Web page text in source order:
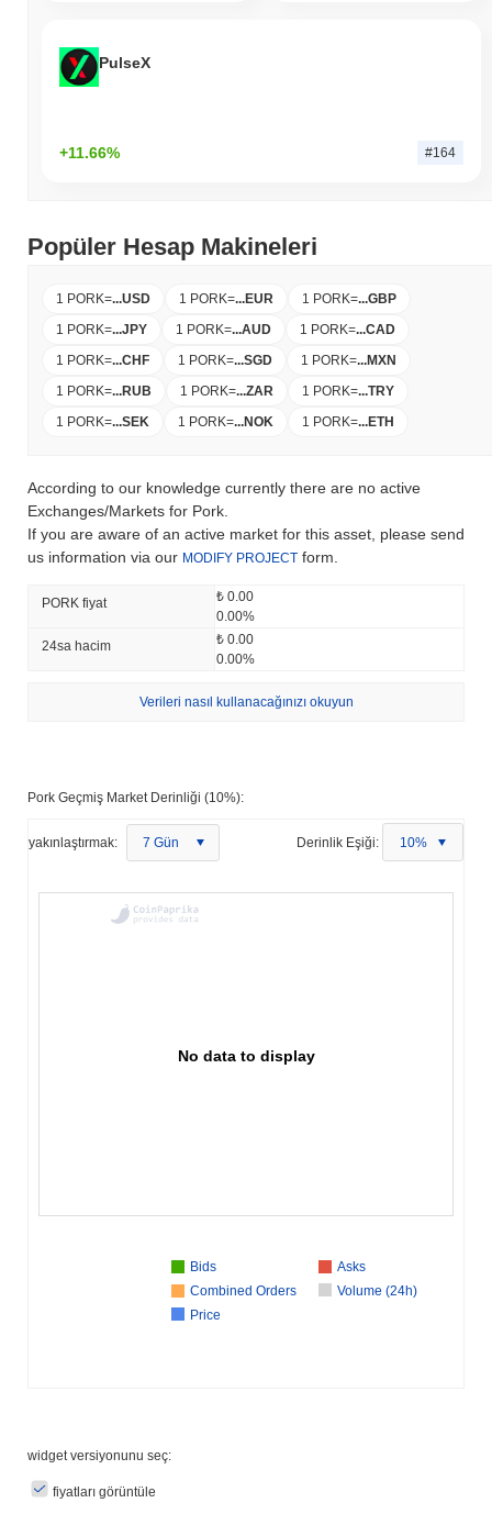
PulseX
+11.66% #164
Popüler Hesap Makineleri
1 PORK=...USD 1 PORK=...EUR 1 PORK=...GBP
1 PORK=...JPY 1 PORK=...AUD 1 PORK=...CAD
1 PORK=...CHF 1 PORK=...SGD 1 PORK=...MXN
1 PORK=...RUB 1 PORK=...ZAR 1 PORK=...TRY
1 PORK=...SEK 1 PORK=...NOK 1 PORK=...ETH
According to our knowledge currently there are no active
Exchanges/Markets for Pork.
If you are aware of an active market for this asset, please send
us information via our MODIFY PROJECT form.
PORK fiyat
₺ 0.00
0.00%
24sa hacim
₺ 0.00
0.00%
Verileri nasıl kullanacağınızı okuyun
Pork Geçmiş Market Derinliği (10%):
yakınlaştırmak: 7 Gün Derinlik Eşiği: 10%
No data to display
Bids
Asks
Combined Orders
Volume (24h)
Price
widget versiyonunu seç:
fiyatları görüntüle